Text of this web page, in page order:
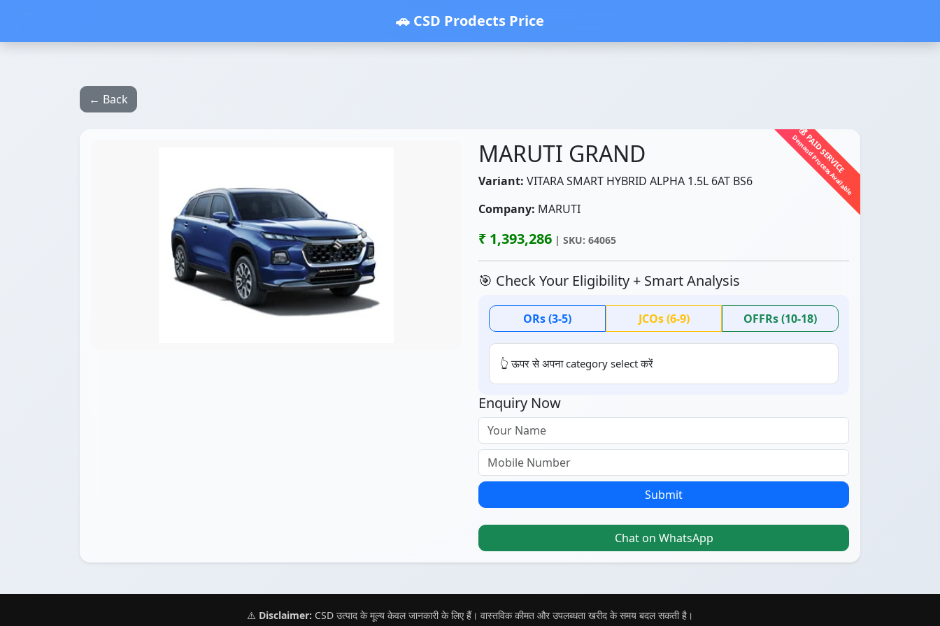
🚗 CSD Prodects Price
← Back
💰 PAID SERVICE
Demand Process Available
MARUTI GRAND
Variant: VITARA SMART HYBRID ALPHA 1.5L 6AT BS6
Company: MARUTI
₹ 1,393,286 | SKU: 64065
🎯 Check Your Eligibility + Smart Analysis
ORs (3-5) JCOs (6-9) OFFRs (10-18)
👆 ऊपर से अपना category select करें
Enquiry Now
Submit
Chat on WhatsApp
⚠️ Disclaimer: CSD उत्पाद के मूल्य केवल जानकारी के लिए हैं। वास्तविक कीमत और उपलब्धता खरीद के समय बदल सकती है।